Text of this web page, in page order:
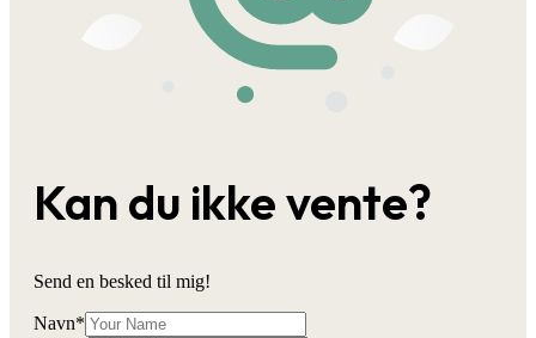
Kan du ikke vente?
Send en besked til mig!
Navn*